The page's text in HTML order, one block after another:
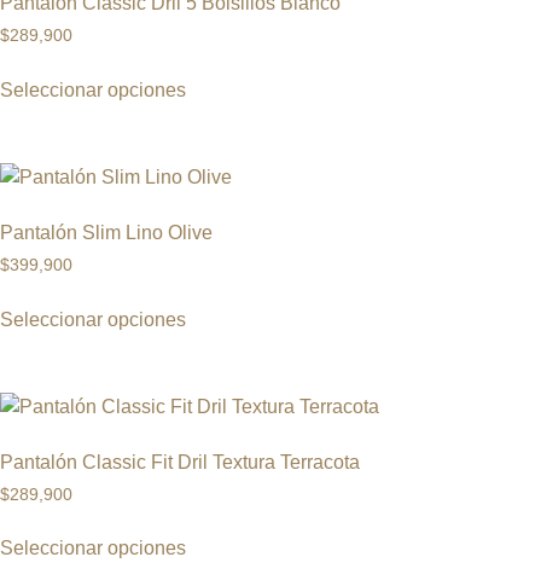
$289,900
Seleccionar opciones
Pantalón Slim Lino Olive
$399,900
Seleccionar opciones
Pantalón Classic Fit Dril Textura Terracota
$289,900
Seleccionar opciones